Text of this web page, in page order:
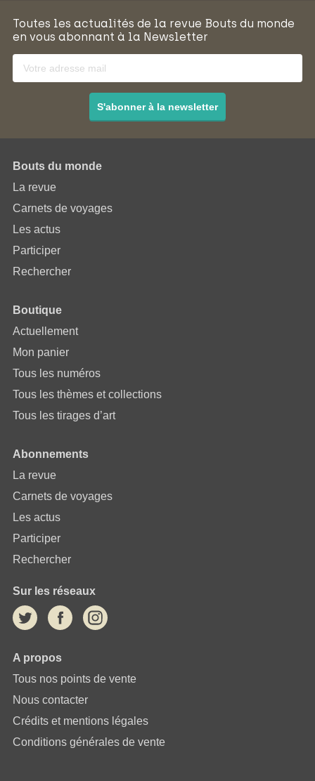
Toutes les actualités de la revue Bouts du monde
en vous abonnant à la Newsletter
S'abonner à la newsletter
Bouts du monde
La revue
Carnets de voyages
Les actus
Participer
Rechercher
Boutique
Actuellement
Mon panier
Tous les numéros
Tous les thèmes et collections
Tous les tirages d’art
Abonnements
La revue
Carnets de voyages
Les actus
Participer
Rechercher
Sur les réseaux
A propos
Tous nos points de vente
Nous contacter
Crédits et mentions légales
Conditions générales de vente